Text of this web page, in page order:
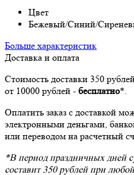
Цвет
Бежевый/Синий/
Больше характеристик
Доставка и оплата
Стоимость доставки 350
от 10000 рублей - бесплатно*.
Оплатить заказ с доставкой
электронными деньгами,
или переводом на расчетный
*В период праздничных дней
составит 350 рублей при